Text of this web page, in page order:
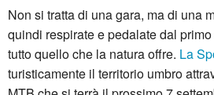
Non si tratta di una gara, ma di una
quindi respirate e pedalate dal
tutto quello che la natura offre. La
turisticamente il territorio umbro